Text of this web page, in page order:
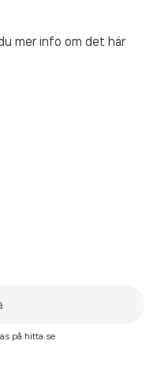
mer info om det här
på hitta.se